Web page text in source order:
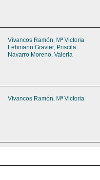
Vivancos Ramón, Mª Victoria
Lehmann Gravier, Priscila
Navarro Moreno, Valeria
Vivancos Ramón, Mª Victoria